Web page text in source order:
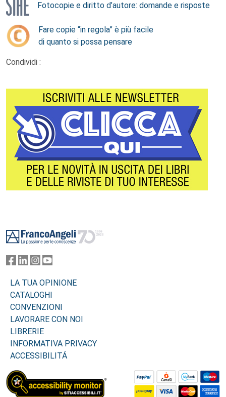
Fotocopie e diritto d’autore: domande e risposte
Fare copie “in regola” è più facile
di quanto si possa pensare
Condividi :
LA TUA OPINIONE
CATALOGHI
CONVENZIONI
LAVORARE CON NOI
LIBRERIE
INFORMATIVA PRIVACY
ACCESSIBILITÁ